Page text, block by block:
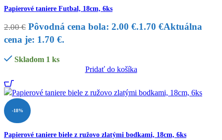
Papierové taniere Futbal, 18cm, 6ks
2.00€ Pôvodná cena bola: 2.00 €.1.70 €Aktuálna
cena je: 1.70 €.
Skladom 1 ks
Pridať do košíka
-18%
Papierové taniere biele z ružovo zlatými bodkami, 18cm, 6ks